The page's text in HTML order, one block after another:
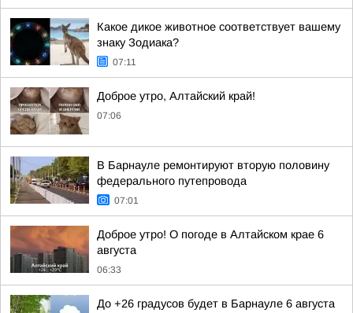
Какое дикое животное соответствует вашему
знаку Зодиака?
07:11
Доброе утро, Алтайский край!
07:06
В Барнауле ремонтируют вторую половину
федерального путепровода
07:01
Доброе утро! О погоде в Алтайском крае 6
августа
06:33
До +26 градусов будет в Барнауле 6 августа